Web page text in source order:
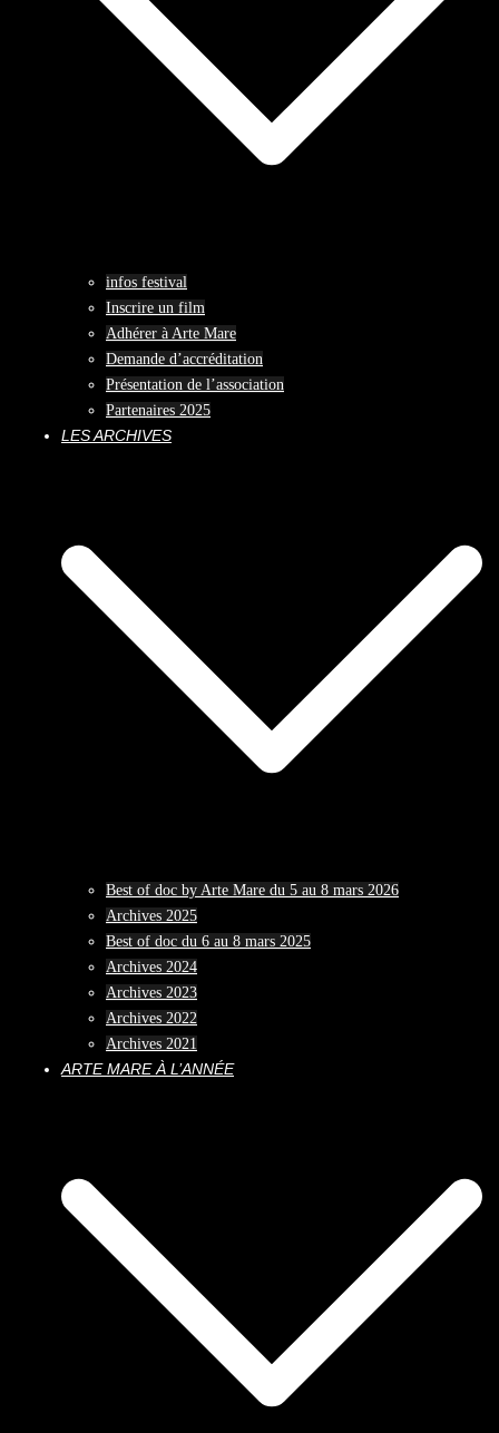
infos festival
Inscrire un film
Adhérer à Arte Mare
Demande d’accréditation
Présentation de l’association
Partenaires 2025
LES ARCHIVES
Best of doc by Arte Mare du 5 au 8 mars 2026
Archives 2025
Best of doc du 6 au 8 mars 2025
Archives 2024
Archives 2023
Archives 2022
Archives 2021
ARTE MARE À L’ANNÉE